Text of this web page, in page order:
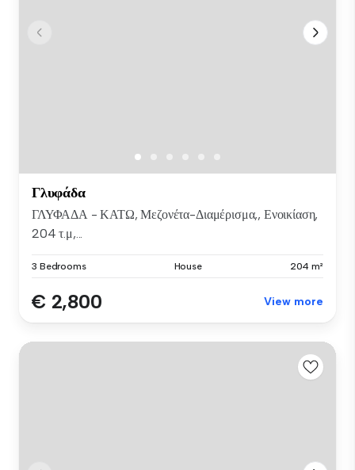
Γλυφάδα
ΓΛΥΦΑΔΑ - ΚΑΤΩ, Μεζονέτα-Διαμέρισμα,, Ενοικίαση,
204 τ.μ,...
3 Bedrooms House 204 m²
€ 2,800 View more